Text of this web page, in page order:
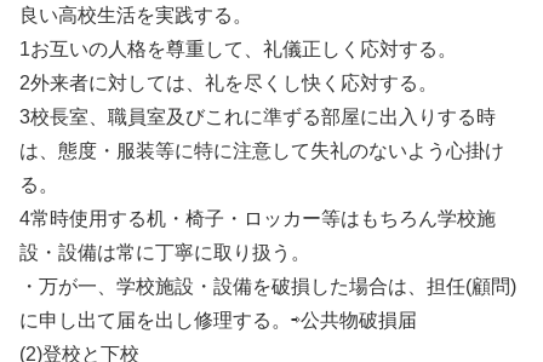
良い高校生活を実践する。
1お互いの人格を尊重して、礼儀正しく応対する。
2外来者に対しては、礼を尽くし快く応対する。
3校長室、職員室及びこれに準ずる部屋に出入りする時
は、態度・服装等に特に注意して失礼のないよう心掛け
る。
4常時使用する机・椅子・ロッカー等はもちろん学校施
設・設備は常に丁寧に取り扱う。
・万が一、学校施設・設備を破損した場合は、担任(顧問)
に申し出て届を出し修理する。⇨公共物破損届
(2)登校と下校